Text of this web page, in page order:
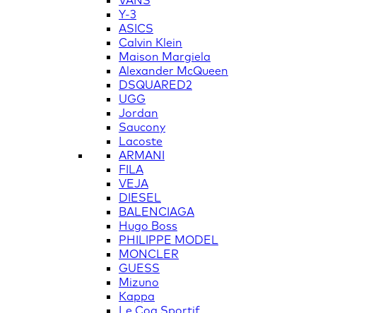
Y-3
ASICS
Calvin Klein
Maison Margiela
Alexander McQueen
DSQUARED2
UGG
Jordan
Saucony
Lacoste
ARMANI
FILA
VEJA
DIESEL
BALENCIAGA
Hugo Boss
PHILIPPE MODEL
MONCLER
GUESS
Mizuno
Kappa
Le Coq Sportif